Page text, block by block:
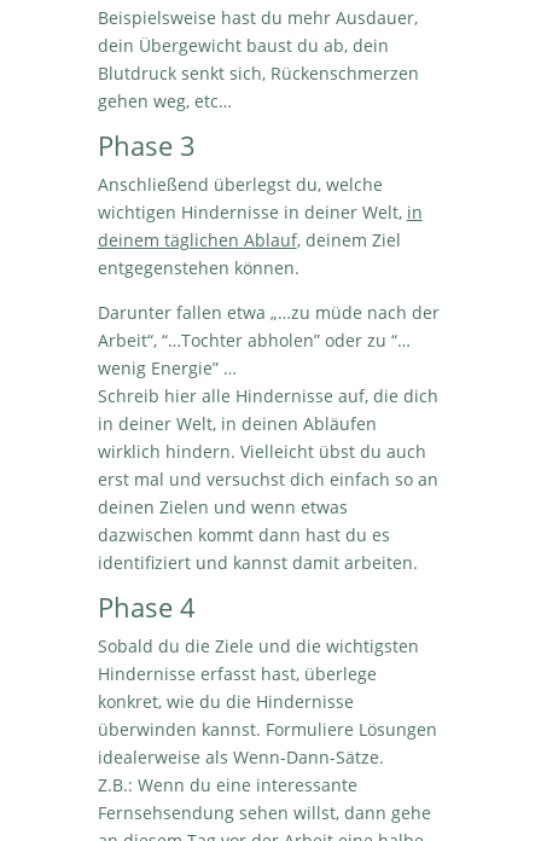
Beispielsweise hast du mehr Ausdauer,
dein Übergewicht baust du ab, dein
Blutdruck senkt sich, Rückenschmerzen
gehen weg, etc…
Phase 3
Anschließend überlegst du, welche
wichtigen Hindernisse in deiner Welt, in
deinem täglichen Ablauf, deinem Ziel
entgegenstehen können.
Darunter fallen etwa „…zu müde nach der
Arbeit“, “…Tochter abholen” oder zu “…
wenig Energie” …
Schreib hier alle Hindernisse auf, die dich
in deiner Welt, in deinen Abläufen
wirklich hindern. Vielleicht übst du auch
erst mal und versuchst dich einfach so an
deinen Zielen und wenn etwas
dazwischen kommt dann hast du es
identifiziert und kannst damit arbeiten.
Phase 4
Sobald du die Ziele und die wichtigsten
Hindernisse erfasst hast, überlege
konkret, wie du die Hindernisse
überwinden kannst. Formuliere Lösungen
idealerweise als Wenn-Dann-Sätze.
Z.B.: Wenn du eine interessante
Fernsehsendung sehen willst, dann gehe